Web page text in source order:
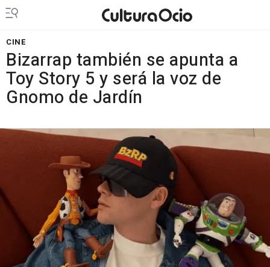
CINE
Bizarrap también se apunta a
Toy Story 5 y será la voz de
Gnomo de Jardín